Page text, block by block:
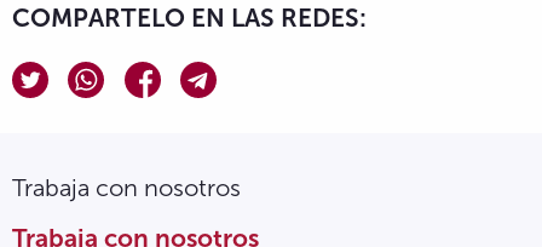
COMPARTELO EN LAS REDES:
Trabaja con nosotros
Trabaja con nosotros